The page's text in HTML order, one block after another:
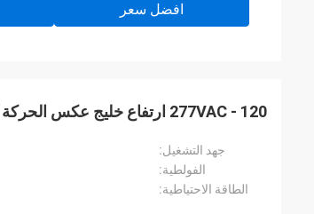
افضل سعر
120 - 277VAC ارتفاع خليج عكس الحركة استشعار Merrytek للأسقف المعدنية
جهد التشغيل:
الفولطية:
الطاقة الاحتياطية: